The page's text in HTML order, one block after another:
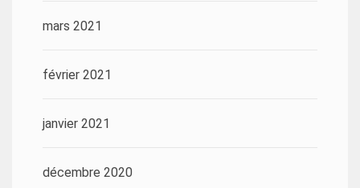
mars 2021
février 2021
janvier 2021
décembre 2020